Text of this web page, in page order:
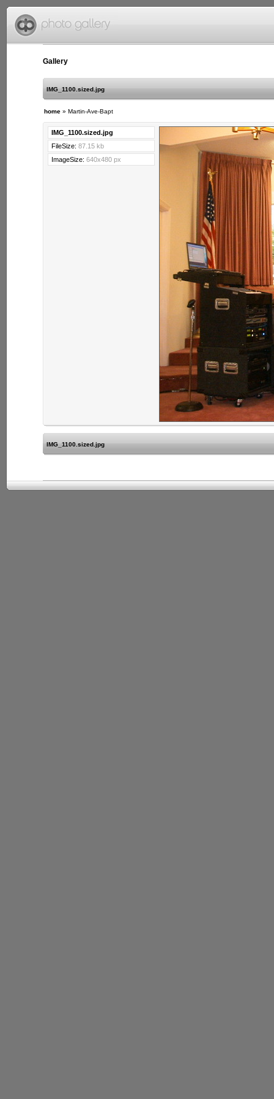
Gallery
IMG_1100.sized.jpg
home » Martin-Ave-Bapt
IMG_1100.sized.jpg
FileSize: 87.15 kb
ImageSize: 640x480 px
IMG_1100.sized.jpg